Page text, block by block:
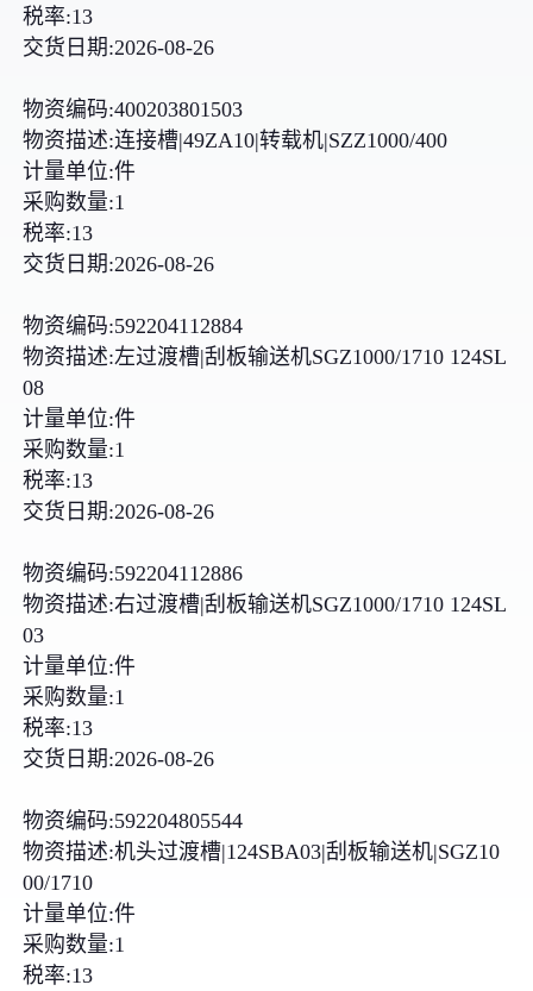
税率:13
交货日期:2026-08-26
物资编码:400203801503
物资描述:连接槽|49ZA10|转载机|SZZ1000/400
计量单位:件
采购数量:1
税率:13
交货日期:2026-08-26
物资编码:592204112884
物资描述:左过渡槽|刮板输送机SGZ1000/1710 124SL
08
计量单位:件
采购数量:1
税率:13
交货日期:2026-08-26
物资编码:592204112886
物资描述:右过渡槽|刮板输送机SGZ1000/1710 124SL
03
计量单位:件
采购数量:1
税率:13
交货日期:2026-08-26
物资编码:592204805544
物资描述:机头过渡槽|124SBA03|刮板输送机|SGZ10
00/1710
计量单位:件
采购数量:1
税率:13